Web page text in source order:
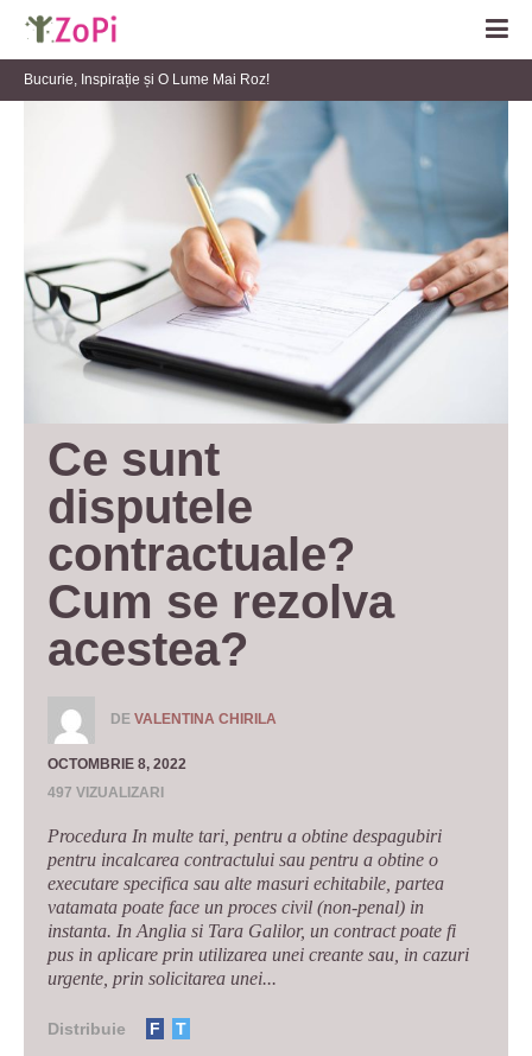
Bucurie, Inspirație și O Lume Mai Roz!
Ce sunt
disputele
contractuale?
Cum se rezolva
acestea?
DE VALENTINA CHIRILA
OCTOMBRIE 8, 2022
497 VIZUALIZARI
Procedura In multe tari, pentru a obtine despagubiri
pentru incalcarea contractului sau pentru a obtine o
executare specifica sau alte masuri echitabile, partea
vatamata poate face un proces civil (non-penal) in
instanta. In Anglia si Tara Galilor, un contract poate fi
pus in aplicare prin utilizarea unei creante sau, in cazuri
urgente, prin solicitarea unei...
Distribuie F T